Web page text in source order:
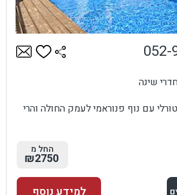
עם נוף פנוראמי לעמק החולה והרי
052-
החל מ
₪2750
למידע נוסף